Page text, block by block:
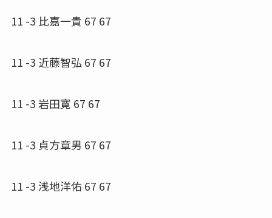
11 -3 比嘉一貴 67 67
11 -3 近藤智弘 67 67
11 -3 岩田寛 67 67
11 -3 貞方章男 67 67
11 -3 浅地洋佑 67 67